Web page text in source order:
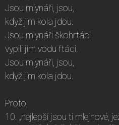
Jsou mlynáři, jsou,
když jim kola jdou.
Jsou mlynáři škohrtáci
vypili jim vodu ftáci.
Jsou mlynáři, jsou,
když jim kola jdou.
Proto,
10. „nejlepší jsou ti mlejnové,